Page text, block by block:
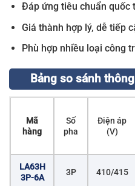
Đáp ứng tiêu chuẩn quốc
Giá thành hợp lý, dễ tiếp
Phù hợp nhiều loại công
Bảng so sánh
Mã
hàng
Số
pha
Điện áp
(V)
LA63H
3P-6A
3P 410/415